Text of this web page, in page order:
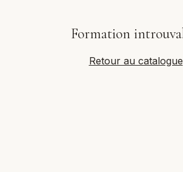
Formation
Retour au catalogue